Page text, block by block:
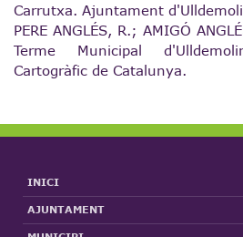
Carrutxa. Ajuntament
PERE ANGLÉS, R.; AMIGÓ
Terme Municipal
Cartogràfic de Catalunya.
INICI
AJUNTAMENT